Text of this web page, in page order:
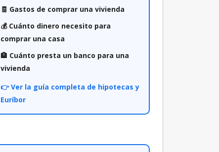
🧾 Gastos de comprar una vivienda
💰 Cuánto dinero necesito para
comprar una casa
🏦 Cuánto presta un banco para una
vivienda
👉 Ver la guía completa de hipotecas y
Euríbor